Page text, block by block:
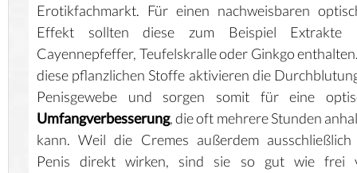
Erotikfachmarkt. Für einen nachweisbaren
Effekt sollten diese zum Beispiel Extrakte
Cayennepfeffer, Teufelskralle oder Ginkgo
diese pflanzlichen Stoffe aktivieren die
Penisgewebe und sorgen somit für eine
Umfangverbesserung, die oft mehrere Stunden
kann. Weil die Cremes außerdem ausschließlich
Penis direkt wirken, sind sie so gut wie frei